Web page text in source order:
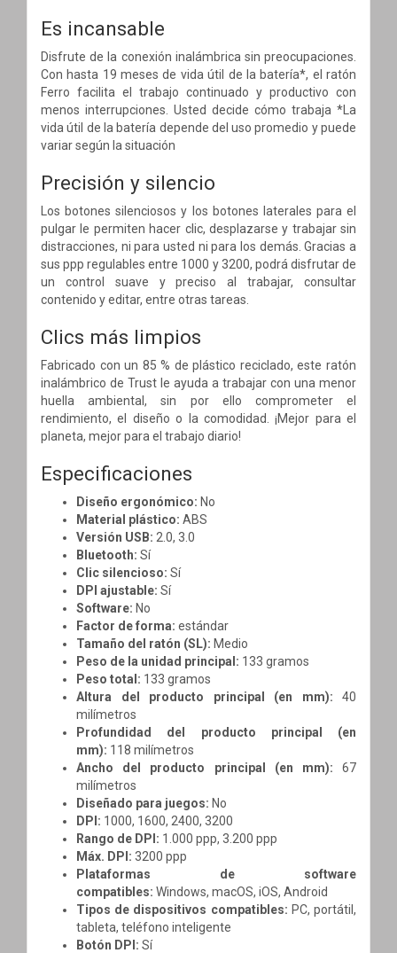
Es incansable
Disfrute de la conexión inalámbrica sin preocupaciones.
Con hasta 19 meses de vida útil de la batería*, el ratón
Ferro facilita el trabajo continuado y productivo con
menos interrupciones. Usted decide cómo trabaja *La
vida útil de la batería depende del uso promedio y puede
variar según la situación
Precisión y silencio
Los botones silenciosos y los botones laterales para el
pulgar le permiten hacer clic, desplazarse y trabajar sin
distracciones, ni para usted ni para los demás. Gracias a
sus ppp regulables entre 1000 y 3200, podrá disfrutar de
un control suave y preciso al trabajar, consultar
contenido y editar, entre otras tareas.
Clics más limpios
Fabricado con un 85 % de plástico reciclado, este ratón
inalámbrico de Trust le ayuda a trabajar con una menor
huella ambiental, sin por ello comprometer el
rendimiento, el diseño o la comodidad. ¡Mejor para el
planeta, mejor para el trabajo diario!
Especificaciones
Diseño ergonómico: No
Material plástico: ABS
Versión USB: 2.0, 3.0
Bluetooth: Sí
Clic silencioso: Sí
DPI ajustable: Sí
Software: No
Factor de forma: estándar
Tamaño del ratón (SL): Medio
Peso de la unidad principal: 133 gramos
Peso total: 133 gramos
Altura del producto principal (en mm): 40
milímetros
Profundidad del producto principal (en
mm): 118 milímetros
Ancho del producto principal (en mm): 67
milímetros
Diseñado para juegos: No
DPI: 1000, 1600, 2400, 3200
Rango de DPI: 1.000 ppp, 3.200 ppp
Máx. DPI: 3200 ppp
Plataformas de software
compatibles: Windows, macOS, iOS, Android
Tipos de dispositivos compatibles: PC, portátil,
tableta, teléfono inteligente
Botón DPI: Sí